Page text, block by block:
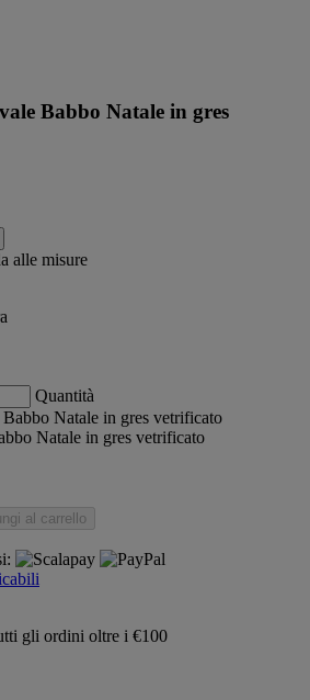
Babbo Natale in gres
alle misure
Quantità
Natale in gres vetrificato
al carrello
gli ordini oltre i €100